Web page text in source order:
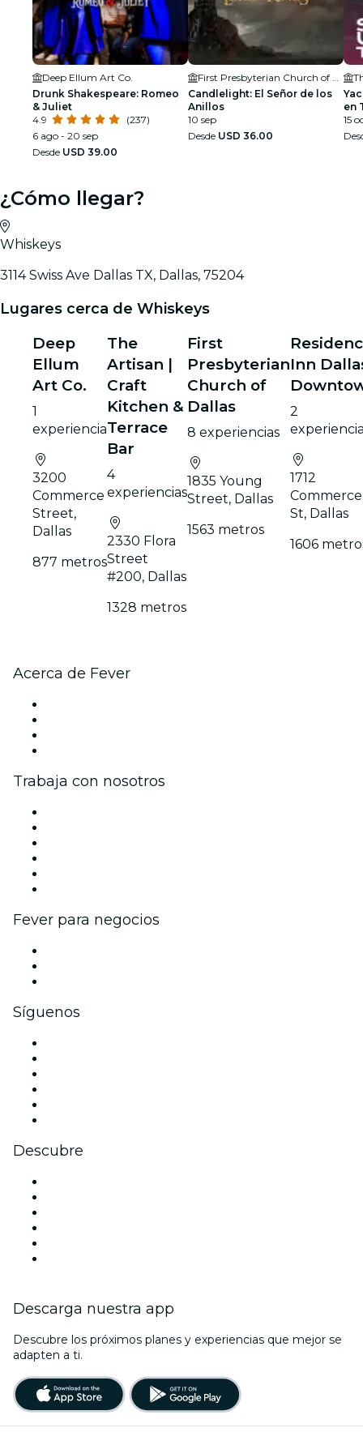
Deep Ellum Art Co.
Drunk Shakespeare: Romeo
& Juliet
4.9
(237)
6 ago - 20 sep
Desde USD 39.00
Candlelight: El Señor de los
Anillos
10 sep
Desde USD 36.00
en
15
¿Cómo llegar?
Whiskeys
3114 Swiss Ave Dallas TX, Dallas, 75204
Lugares cerca de Whiskeys
Deep
Ellum
Art Co.
1
experiencia
3200
Commerce
Street,
Dallas
877 metros
The
Artisan |
Craft
Kitchen &
Terrace
Bar
4
experiencias
2330 Flora
Street
#200, Dallas
1328 metros
First
Presbyterian
Church of
Dallas
8 experiencias
1835 Young
Street, Dallas
1563 metros
Inn
2
1712
Commerce
St, Dallas
1606
Acerca de Fever
Trabaja con nosotros
Fever para negocios
Síguenos
Descubre
Descarga nuestra app
Descubre los próximos planes y experiencias que mejor se
adapten a ti.